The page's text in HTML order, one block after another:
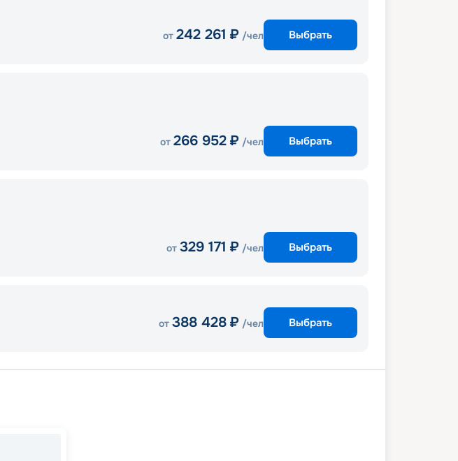
от 242 261 ₽ /чел Выбрать
от 266 952 ₽ /чел Выбрать
от 329 171 ₽ /чел Выбрать
от 388 428 ₽ /чел Выбрать